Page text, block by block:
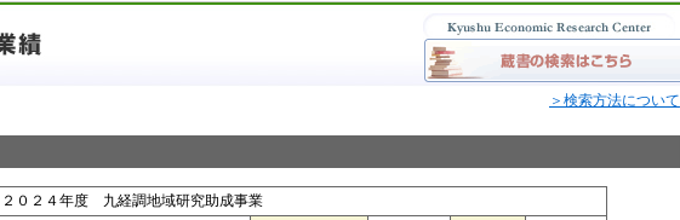
＞検索方法について
２０２４年度 九経調地域研究助成事業